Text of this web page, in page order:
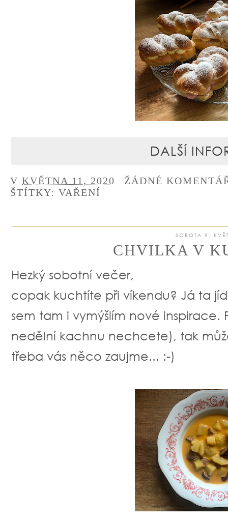
DALŠÍ
V KVĚTNA 11, 2020
ŽÁDNÉ
ŠTÍTKY: VAŘENÍ
SOBOTA 9.
CHVILKA V
Hezký sobotní večer,
copak kuchtíte při víkendu? Já ta
sem tam i vymýšlím nové
nedělní kachnu nechcete), tak
třeba vás něco zaujme... :-)